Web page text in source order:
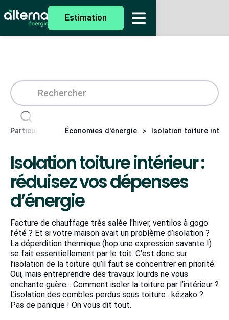
Estimation
Particuliers Économies d'énergie > Isolation toiture
Isolation toiture intérieur :
réduisez vos dépenses
d’énergie
Facture de chauffage très salée l'hiver, ventilos à gogo
l’été ? Et si votre maison avait un problème d’isolation ?
La déperdition thermique (hop une expression savante !)
se fait essentiellement par le toit. C’est donc sur
l’isolation de la toiture qu’il faut se concentrer en priorité.
Oui, mais entreprendre des travaux lourds ne vous
enchante guère... Comment isoler la toiture par l’intérieur ?
L’isolation des combles perdus sous toiture : kézako ?
Pas de panique ! On vous dit tout.